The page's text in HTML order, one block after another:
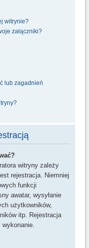
witrynie?
załączniki?
lub zagadnień
witryny zależy
rejestracja. Niemniej
funkcji
awatar, wysyłanie
użytkowników,
itp. Rejestracja